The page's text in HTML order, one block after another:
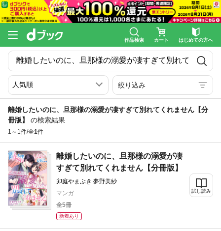
作品検索 カート はじめての方へ
絞り込み
離婚したいのに、旦那様の溺愛が凄すぎて別れてくれません【分
冊版】
の検索結果
1～1件/全1件
離婚したいのに、旦那様の溺愛が凄
すぎて別れてくれません【分冊版】
卯庭やまぶき 夢野美紗
マンガ
全5冊
新着あり
試し読み